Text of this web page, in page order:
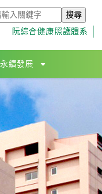
阮綜合健康照護體系
永續發展